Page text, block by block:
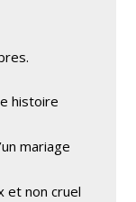
histoire
mariage
et non cruel